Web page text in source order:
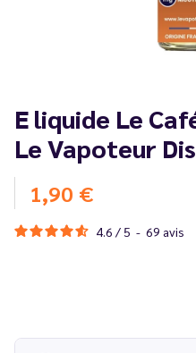
E liquide Le
Le Vapoteur
1,90 €
4.6 / 5 - 69 avis